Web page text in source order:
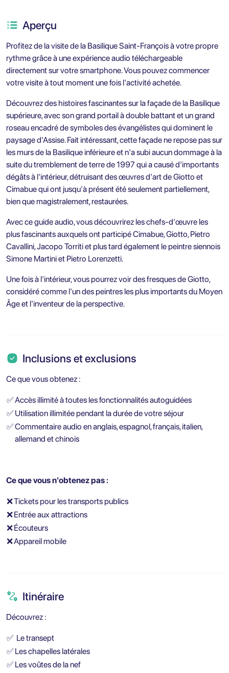
Aperçu
Profitez de la visite de la Basilique Saint-François à votre propre
rythme grâce à une expérience audio téléchargeable
directement sur votre smartphone. Vous pouvez commencer
votre visite à tout moment une fois l'activité achetée.
Découvrez des histoires fascinantes sur la façade de la Basilique
supérieure, avec son grand portail à double battant et un grand
roseau encadré de symboles des évangélistes qui dominent le
paysage d'Assise. Fait intéressant, cette façade ne repose pas sur
les murs de la Basilique inférieure et n'a subi aucun dommage à la
suite du tremblement de terre de 1997 qui a causé d'importants
dégâts à l'intérieur, détruisant des œuvres d'art de Giotto et
Cimabue qui ont jusqu'à présent été seulement partiellement,
bien que magistralement, restaurées.
Avec ce guide audio, vous découvrirez les chefs-d'œuvre les
plus fascinants auxquels ont participé Cimabue, Giotto, Pietro
Cavallini, Jacopo Torriti et plus tard également le peintre siennois
Simone Martini et Pietro Lorenzetti.
Une fois à l'intérieur, vous pourrez voir des fresques de Giotto,
considéré comme l'un des peintres les plus importants du Moyen
Âge et l'inventeur de la perspective.
Inclusions et exclusions
Ce que vous obtenez :
✅Accès illimité à toutes les fonctionnalités autoguidées
✅ Utilisation illimitée pendant la durée de votre séjour
✅Commentaire audio en anglais, espagnol, français, italien,
allemand et chinois
Ce que vous n'obtenez pas :
❌Tickets pour les transports publics
❌Entrée aux attractions
❌Écouteurs
❌Appareil mobile
Itinéraire
Découvrez :
✅ Le transept
✅ Les chapelles latérales
✅ Les voûtes de la nef